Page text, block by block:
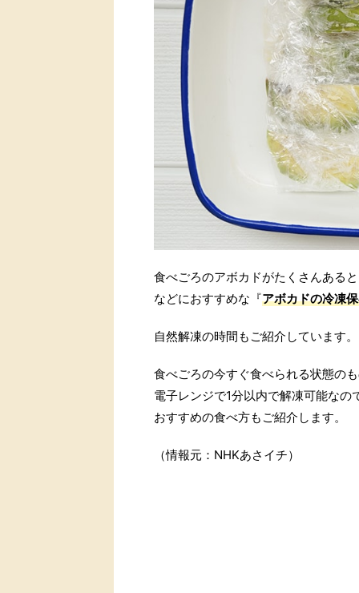
食べごろのアボカドがたくさんある
などにおすすめな『アボカドの冷凍
自然解凍の時間もご紹介しています。
食べごろの今すぐ食べられる状態の
電子レンジで1分以内で解凍可能な
おすすめの食べ方もご紹介します。
（情報元：NHKあさイチ）